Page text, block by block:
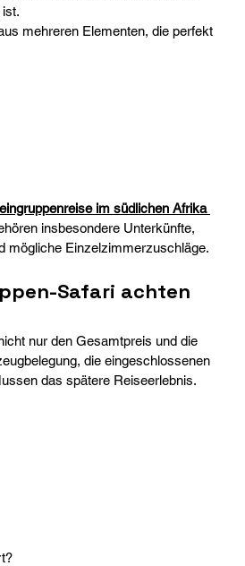
mehreren Elementen, die perfekt
im südlichen Afrika
insbesondere Unterkünfte,
mögliche Einzelzimmerzuschläge.
Safari achten
nur den Gesamtpreis und die
die eingeschlossenen
das spätere Reiseerlebnis.